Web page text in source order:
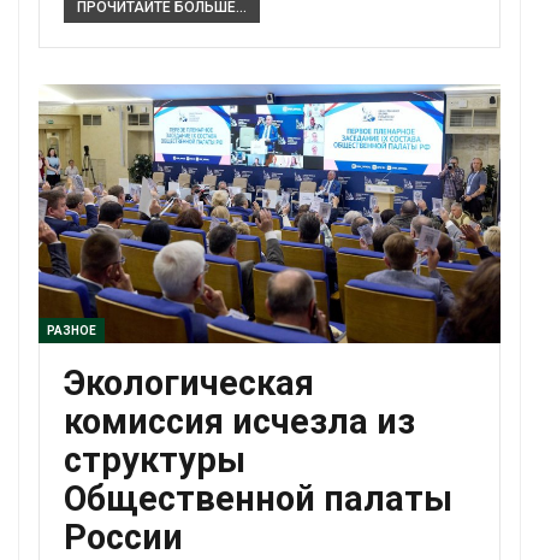
ПРОЧИТАЙТЕ БОЛЬШЕ...
РАЗНОЕ
Экологическая
комиссия исчезла из
структуры
Общественной палаты
России